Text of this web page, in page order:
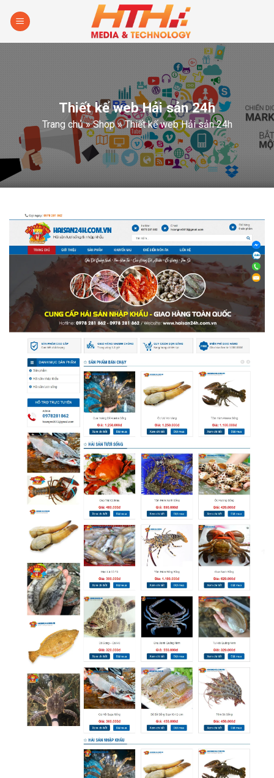
Thiết kế web Hải sản 24h
Trang chủ»Shop»Thiết kế web Hải sản 24h